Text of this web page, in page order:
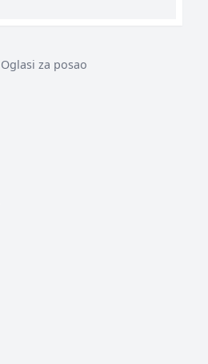
Oglasi za posao